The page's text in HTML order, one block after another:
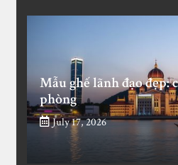
Mẫu ghế lãnh đạo đẹp:
phòng
July 17, 2026